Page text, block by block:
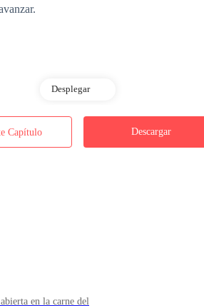
pero no cedió. Viktor se volvió hacia ella
blancas explotaron en su visión. Pero no
Desplegar
Capítulo Descargar
en la carne del